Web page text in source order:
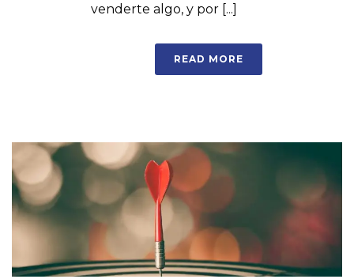
venderte algo, y por [...]
READ MORE